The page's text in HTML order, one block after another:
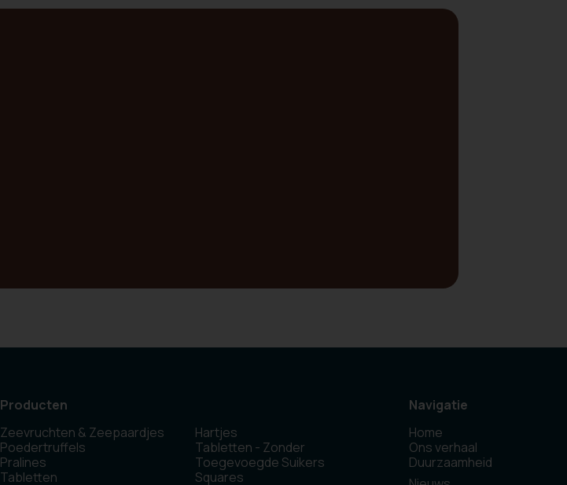
Producten
Zeevruchten & Zeepaardjes
Poedertruffels
Pralines
Tabletten
Hartjes
Tabletten - Zonder
Toegevoegde Suikers
Squares
Navigatie
Home
Ons verhaal
Duurzaamheid